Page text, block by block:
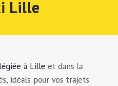
Lille
à Lille et dans la
idéals pour vos trajets